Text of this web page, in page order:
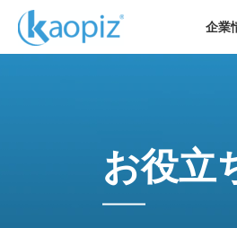
企業
お役立